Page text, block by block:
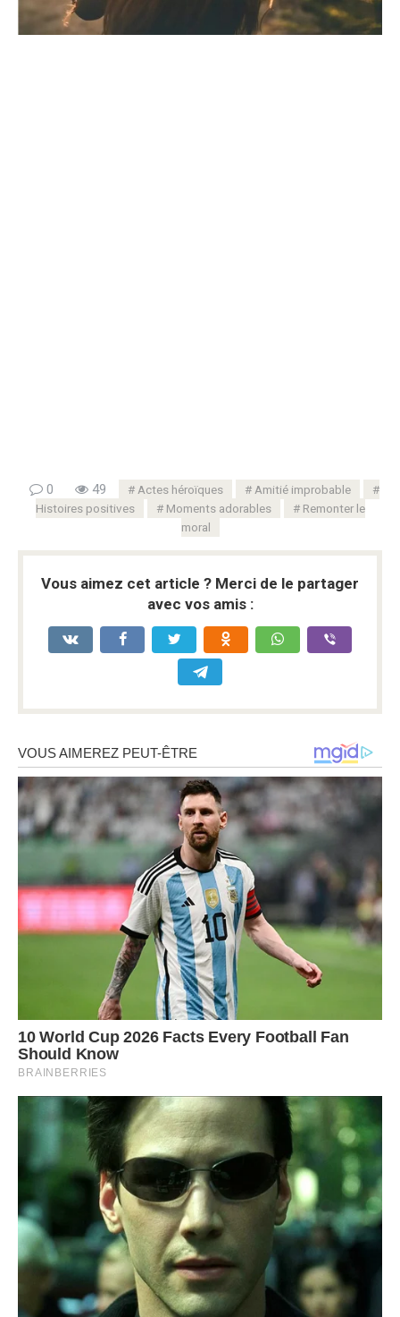
0 49 Actes héroïques
Amitié improbable
Histoires positives
Moments adorables
Remonter le
moral
Vous aimez cet article ? Merci de le partager
avec vos amis :